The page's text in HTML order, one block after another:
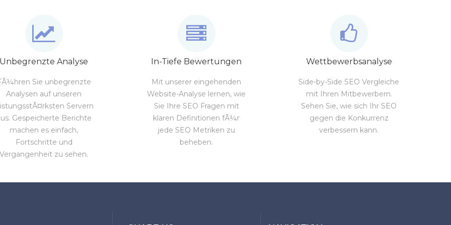
Unbegrenzte Analyse
Sie unbegrenzte
Analysen auf unseren
Servern
Gespeicherte Berichte
machen es einfach,
Fortschritte und
Vergangenheit zu sehen.
In-Tiefe Bewertungen
Mit unserer eingehenden
Website-Analyse lernen, wie
Sie Ihre SEO Fragen mit
klaren Definitionen fÃ¼r
jede SEO Metriken zu
beheben.
Wettbewerbsanalyse
Side-by-Side SEO Vergleiche
mit Ihren Mitbewerbern.
Sehen Sie, wie sich Ihr SEO
gegen die Konkurrenz
verbessern kann.